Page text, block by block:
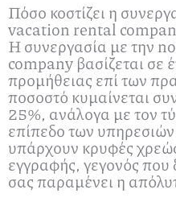
Πόσο κοστίζει η
vacation rental
Η συνεργασία με την
company βασίζεται σε
προμήθειας επί των
ποσοστό κυμαίνεται
25%, ανάλογα με τον
επίπεδο των
υπάρχουν κρυφές
εγγραφής, γεγονός που
σας παραμένει η